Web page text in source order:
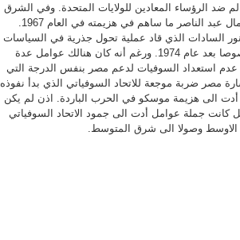
ضد الرؤساء المعادين للولايات المتحدة. وفي الشرق
السادات الذي قاد عملية تحول جذرية في السياسات
الخارجية المصرية باتجاه الانضواء تحت المظلة الأميركية خصوصا بعد عام 1974. ورغم أنه كان هنالك عوامل عدة
استعداد السوفيات لدعم مصر بنفس الدرجة التي
مصر ضربة موجعة للاتحاد السوفياتي الذي بدأ نفوذه
1985 وما تلاه من أحداث أدت الى هزيمة موسكو في الحرب الباردة. اذن لم يكن
كانت جملة عوامل أدت الى جمود الاتحاد السوفياتي
وصولا الى شرق المتوسط.